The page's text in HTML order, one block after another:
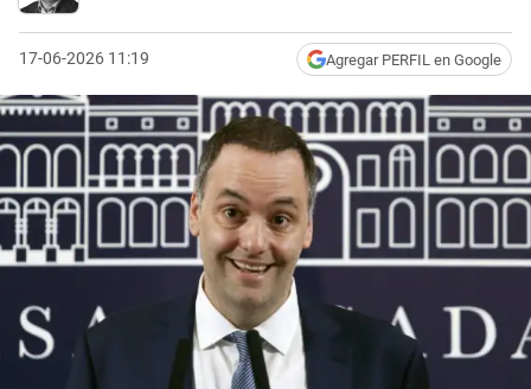
17-06-2026 11:19 Agregar PERFIL en Google